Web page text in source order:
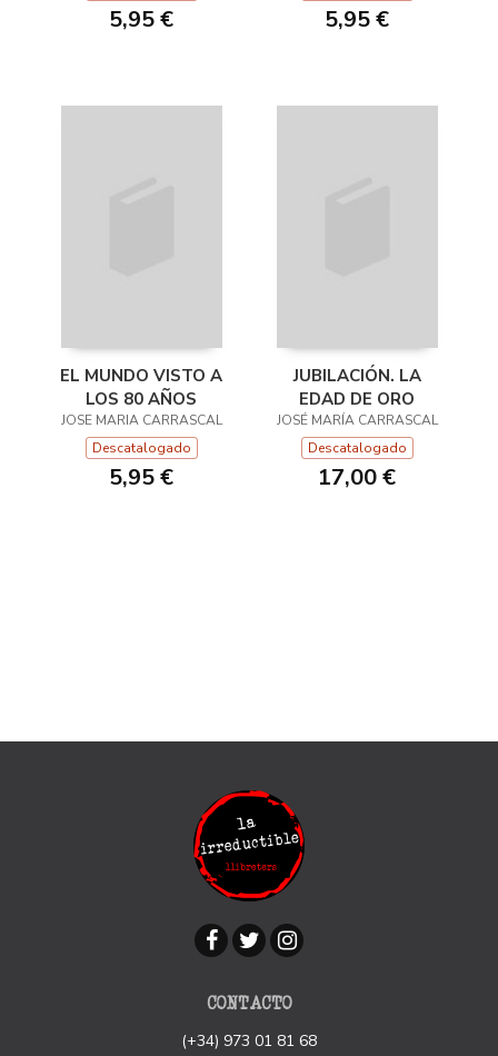
5,95 € 5,95 €
EL MUNDO VISTO A
LOS 80 AÑOS
JOSE MARIA CARRASCAL
Descatalogado
5,95 €
JUBILACIÓN. LA
EDAD DE ORO
JOSÉ MARÍA CARRASCAL
Descatalogado
17,00 €
CONTACTO
(+34) 973 01 81 68